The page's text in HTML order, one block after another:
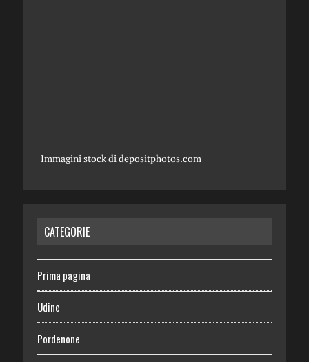
Immagini stock didepositphotos.com
CATEGORIE
Prima pagina
Udine
Pordenone